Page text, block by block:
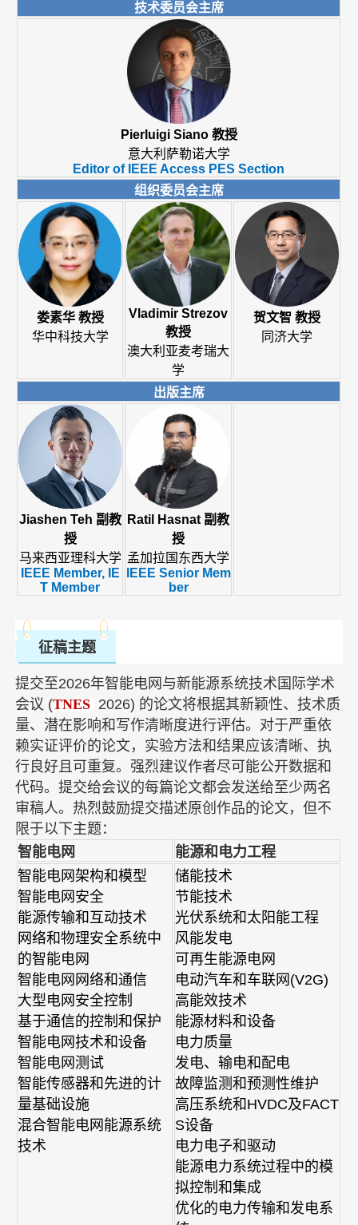
技术委员会主席
Pierluigi Siano 教授
意大利萨勒诺大学
Editor of IEEE Access PES Section
组织委员会主席
娄素华 教授
华中科技大学
Vladimir Strezov
教授
澳大利亚麦考瑞大
学
贺文智 教授
同济大学
出版主席
Jiashen Teh 副教
授
马来西亚理科大学
IEEE Member, IE
T Member
Ratil Hasnat 副教
授
孟加拉国东西大学
IEEE Senior Mem
ber
征稿主题
提交至2026年智能电网与新能源系统技术国际学术
会议 (TNES 2026) 的论文将根据其新颖性、技术质
量、潜在影响和写作清晰度进行评估。对于严重依
赖实证评价的论文，实验方法和结果应该清晰、执
行良好且可重复。强烈建议作者尽可能公开数据和
代码。提交给会议的每篇论文都会发送给至少两名
审稿人。热烈鼓励提交描述原创作品的论文，但不
限于以下主题：
智能电网
能源和电力工程
智能电网架构和模型
智能电网安全
能源传输和互动技术
网络和物理安全系统中
的智能电网
智能电网网络和通信
大型电网安全控制
基于通信的控制和保护
智能电网技术和设备
智能电网测试
智能传感器和先进的计
量基础设施
混合智能电网能源系统
技术
储能技术
节能技术
光伏系统和太阳能工程
风能发电
可再生能源电网
电动汽车和车联网(V2G)
高能效技术
能源材料和设备
电力质量
发电、输电和配电
故障监测和预测性维护
高压系统和HVDC及FACT
S设备
电力电子和驱动
能源电力系统过程中的模
拟控制和集成
优化的电力传输和发电系